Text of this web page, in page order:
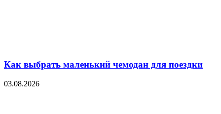
Как выбрать маленький чемодан для поездки
03.08.2026